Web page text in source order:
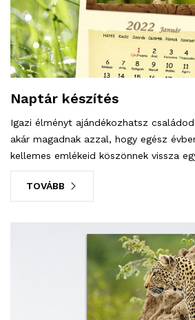
Naptár készítés
Igazi élményt ajándékozhatsz
akár magadnak azzal, hogy egész
kellemes emlékeid köszönnek vissza
TOVÁBB